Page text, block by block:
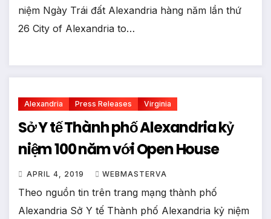
niệm Ngày Trái đất Alexandria hàng năm lần thứ
26 City of Alexandria to…
Alexandria Press Releases Virginia
Sở Y tế Thành phố Alexandria kỷ
niệm 100 năm với Open House
APRIL 4, 2019 WEBMASTERVA
Theo nguồn tin trên trang mạng thành phố
Alexandria Sở Y tế Thành phố Alexandria kỷ niệm